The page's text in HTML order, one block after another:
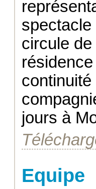
circule
jours à
Equipe